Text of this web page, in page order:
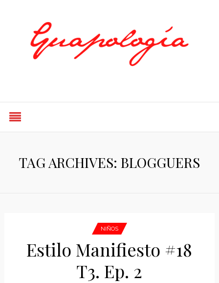
TAG ARCHIVES: BLOGGUERS
NIÑOS
Estilo Manifiesto #18
T3. Ep. 2